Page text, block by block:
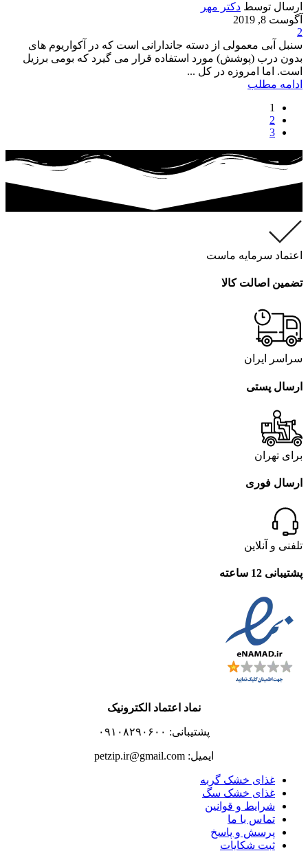
ارسال توسط دکتر مهر
آگوست 8, 2019
2
سنبل آبی معمولی از دسته جاندارانی است که در آکواریوم های
بدون درب (پوشش) مورد استفاده قرار می گیرد که بومی برزیل
است. اما امروزه در کل ...
ادامه مطلب
1
2
3
اعتماد سرمایه ماست
تضمین اصالت کالا
سراسر ایران
ارسال پستی
برای تهران
ارسال فوری
تلفنی و آنلاین
پشتیبانی 12 ساعته
نماد اعتماد الکترونیک
پشتیبانی: ۰۹۱۰۸۲۹۰۶۰۰
ایمیل: petzip.ir@gmail.com
غذای خشک گربه
غذای خشک سگ
شرایط و قوانین
تماس با ما
پرسش و پاسخ
ثبت شکایات